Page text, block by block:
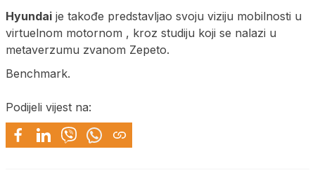
Hyundai je takođe predstavljao svoju viziju mobilnosti u
virtuelnom motornom , kroz studiju koji se nalazi u
metaverzumu zvanom Zepeto.
Benchmark.
Podijeli vijest na: